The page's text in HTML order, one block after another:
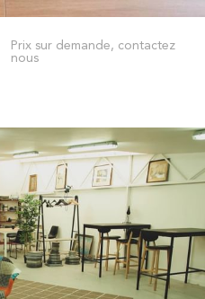
Prix sur demande, contactez
nous